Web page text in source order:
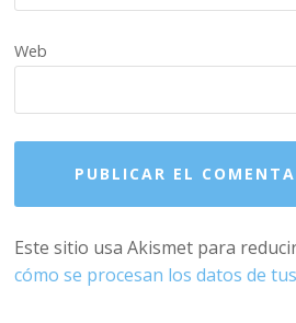
Web
Este sitio usa Akismet para
cómo se procesan los datos de